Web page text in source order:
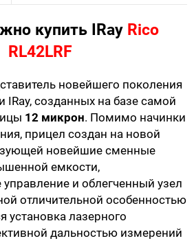
купить IRay Rico
RL42LRF
новейшего поколения
созданных на базе самой
12 микрон. Помимо начинки
прицел создан на новой
новейшие сменные
емкости,
и облегченный узел
отличительной особенностью
установка лазерного
дальностью измерений